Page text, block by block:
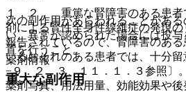
１．２． 重篤な腎障害のある患者
剤による腎性全身性線維症の発現
報告されているので、腎障害のあ
いるおそれのある患者では、十分留
−９．２．３、１１．１．３参照〕。
次の副作用があらわれることがあ
い、異常が認められた場合には投
置を行うこと。
重大な副作用
薬剤情報
薬剤写真、用法用量、効能効果や